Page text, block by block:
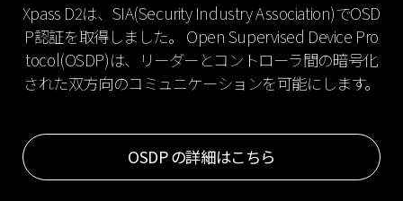
Xpass D2は、SIA(Security Industry Association)でOSD
P認証を取得しました。 Open Supervised Device Pro
tocol(OSDP)は、リーダーとコントローラ間の暗号化
された双方向のコミュニケーションを可能にします。
OSDP の詳細はこちら